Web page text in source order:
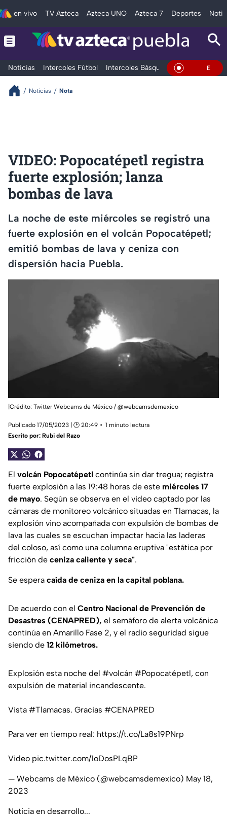
en vivo TV Azteca Azteca UNO Azteca 7 Deportes
Noticias Intercoles Fútbol Intercoles Básquetbol DeportesEn Vivo
Noticias Nota
VIDEO: Popocatépetl registra
fuerte explosión; lanza
bombas de lava
La noche de este miércoles se registró una
fuerte explosión en el volcán Popocatépetl;
emitió bombas de lava y ceniza con
dispersión hacia Puebla.
|Crédito: Twitter Webcams de México / @webcamsdemexico
Publicado 17/05/2023 | 🕑 20:49
1 minuto lectura
Escrito por: Rubi del Razo
El volcán Popocatépetl continúa sin dar tregua; registra
fuerte explosión a las 19:48 horas de este miércoles 17
de mayo. Según se observa en el video captado por las
cámaras de monitoreo volcánico situadas en Tlamacas, la
explosión vino acompañada con expulsión de bombas de
lava las cuales se escuchan impactar hacia las laderas
del coloso, así como una columna eruptiva "estática por
fricción de ceniza caliente y seca".
Se espera caída de ceniza en la capital poblana.
De acuerdo con el Centro Nacional de Prevención de
Desastres (CENAPRED), el semáforo de alerta volcánica
continúa en Amarillo Fase 2, y el radio seguridad sigue
siendo de 12 kilómetros.
Explosión esta noche del #volcán #Popocatépetl, con
expulsión de material incandescente.
Vista #Tlamacas. Gracias #CENAPRED
Para ver en tiempo real: https://t.co/La8s19PNrp
Video pic.twitter.com/1oDosPLqBP
— Webcams de México (@webcamsdemexico) May 18,
2023
Noticia en desarrollo...